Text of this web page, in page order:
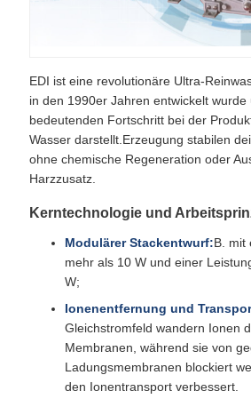
EDI ist eine revolutionäre Ultra-
in den 1990er Jahren entwickelt wurde
bedeutenden Fortschritt bei der
Wasser darstellt.Erzeugung stabilen
ohne chemische Regeneration oder
Harzzusatz.
Kerntechnologie und
Modulärer Stackentwurf:B. mit
mehr als 10 W und einer
W;
Ionenentfernung und
Gleichstromfeld wandern Ionen
Membranen, während sie von
Ladungsmembranen blockiert
den Ionentransport verbessert.